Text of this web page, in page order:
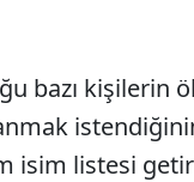
bazı kişilerin
isim listesi